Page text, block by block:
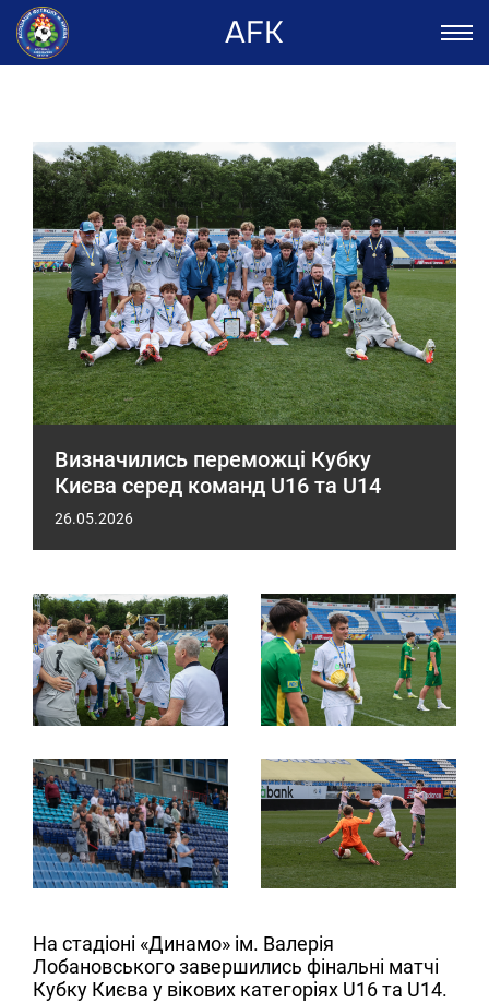
AFK
Визначились переможці Кубку
Києва серед команд U16 та U14
26.05.2026
На стадіоні «Динамо» ім. Валерія
Лобановського завершились фінальні матчі
Кубку Києва у вікових категоріях U16 та U14.